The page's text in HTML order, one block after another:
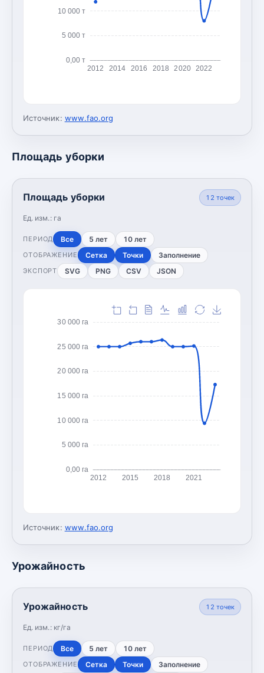
0,00 т
5 000 т
10 000 т
2012 2014 2016 2018 2020 2022
Источник: www.fao.org
Площадь уборки
Площадь уборки
Ед. изм.: га
12 точек
ПЕРИОД Все 5 лет 10 лет
ОТОБРАЖЕНИЕ Сетка Точки Заполнение
ЭКСПОРТ SVG PNG CSV JSON
0,00 га
5 000 га
10 000 га
15 000 га
20 000 га
25 000 га
30 000 га
2012 2015 2018 2021
Источник: www.fao.org
Урожайность
Урожайность
Ед. изм.: кг/га
12 точек
ПЕРИОД Все 5 лет 10 лет
ОТОБРАЖЕНИЕ Сетка Точки Заполнение